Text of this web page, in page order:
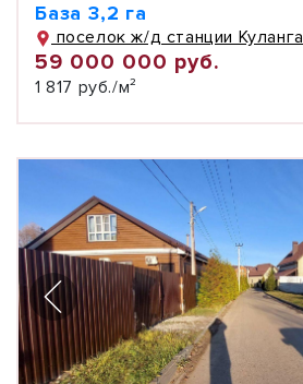
База 3,2 га
поселок ж/д станции Куланга
59 000 000 руб.
1 817 руб./м²